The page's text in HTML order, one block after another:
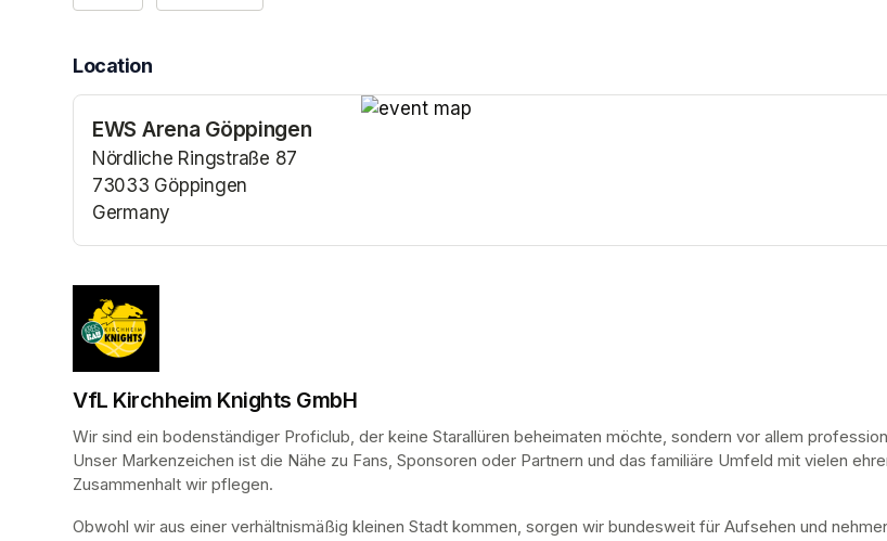
Location
EWS Arena Göppingen
Nördliche Ringstraße 87
73033 Göppingen
Germany
(opens in a new tab)
VfL Kirchheim Knights GmbH
Wir sind ein bodenständiger Proficlub, der keine Starallüren beheimaten möchte, sondern vor allem
Unser Markenzeichen ist die Nähe zu Fans, Sponsoren oder Partnern und das familiäre Umfeld mit vielen
Zusammenhalt wir pflegen.
Obwohl wir aus einer verhältnismäßig kleinen Stadt kommen, sorgen wir bundesweit für Aufsehen und